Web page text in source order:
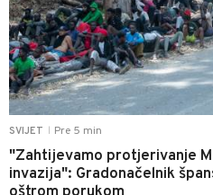
SVIJET Pre 5 min
"Zahtijevamo protjerivanje
invazija": Gradonačelnik